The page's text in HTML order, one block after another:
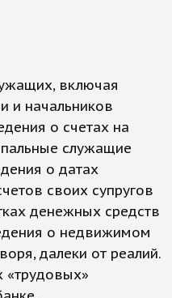
включая
и начальников
о счетах на
служащие
о датах
своих супругов
денежных средств
о недвижимом
далеки от реалий.
«трудовых»